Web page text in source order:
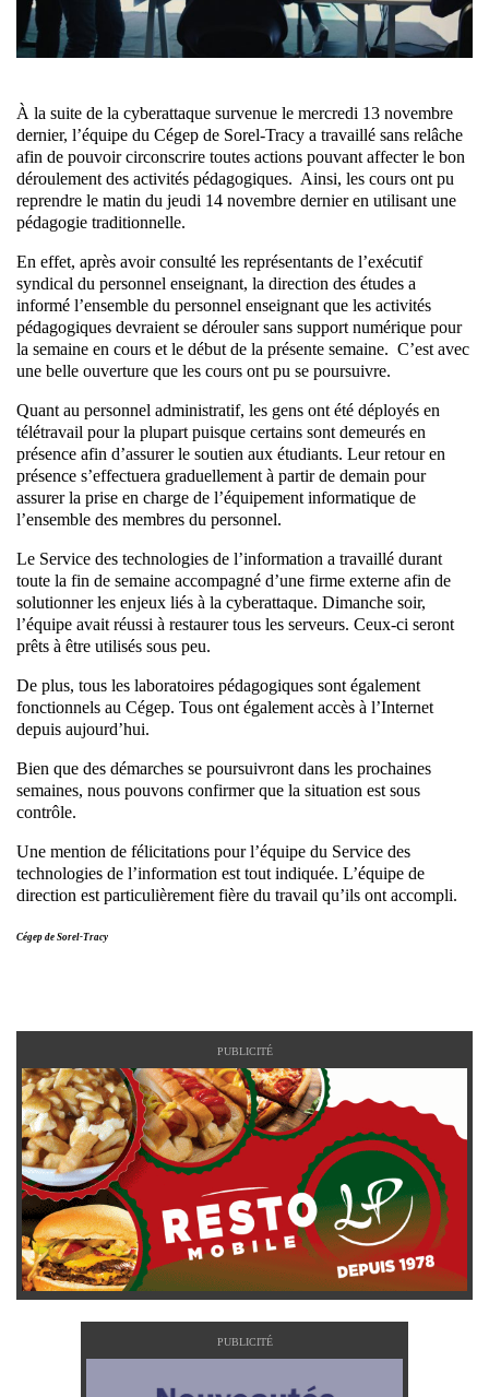
À la suite de la cyberattaque survenue le mercredi 13 novembre
dernier, l’équipe du Cégep de Sorel-Tracy a travaillé sans relâche
afin de pouvoir circonscrire toutes actions pouvant affecter le bon
déroulement des activités pédagogiques. Ainsi, les cours ont pu
reprendre le matin du jeudi 14 novembre dernier en utilisant une
pédagogie traditionnelle.
En effet, après avoir consulté les représentants de l’exécutif
syndical du personnel enseignant, la direction des études a
informé l’ensemble du personnel enseignant que les activités
pédagogiques devraient se dérouler sans support numérique pour
la semaine en cours et le début de la présente semaine. C’est avec
une belle ouverture que les cours ont pu se poursuivre.
Quant au personnel administratif, les gens ont été déployés en
télétravail pour la plupart puisque certains sont demeurés en
présence afin d’assurer le soutien aux étudiants. Leur retour en
présence s’effectuera graduellement à partir de demain pour
assurer la prise en charge de l’équipement informatique de
l’ensemble des membres du personnel.
Le Service des technologies de l’information a travaillé durant
toute la fin de semaine accompagné d’une firme externe afin de
solutionner les enjeux liés à la cyberattaque. Dimanche soir,
l’équipe avait réussi à restaurer tous les serveurs. Ceux-ci seront
prêts à être utilisés sous peu.
De plus, tous les laboratoires pédagogiques sont également
fonctionnels au Cégep. Tous ont également accès à l’Internet
depuis aujourd’hui.
Bien que des démarches se poursuivront dans les prochaines
semaines, nous pouvons confirmer que la situation est sous
contrôle.
Une mention de félicitations pour l’équipe du Service des
technologies de l’information est tout indiquée. L’équipe de
direction est particulièrement fière du travail qu’ils ont accompli.
Cégep de Sorel-Tracy
PUBLICITÉ
PUBLICITÉ